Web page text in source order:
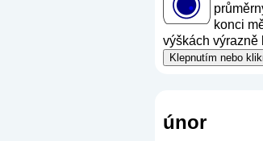
konci
výškách výrazně
Klepnutím nebo
únor